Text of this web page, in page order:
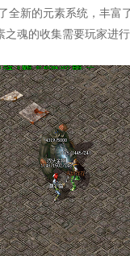
全新的元素系统，丰富
魂的收集需要玩家进